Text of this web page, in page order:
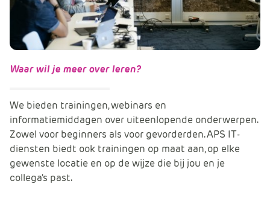
Waar wil je meer over leren?
We bieden trainingen, webinars en
informatiemiddagen over uiteenlopende onderwerpen.
Zowel voor beginners als voor gevorderden. APS IT-
diensten biedt ook trainingen op maat aan, op elke
gewenste locatie en op de wijze die bij jou en je
collega's past.